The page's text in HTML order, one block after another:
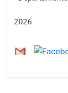
2026